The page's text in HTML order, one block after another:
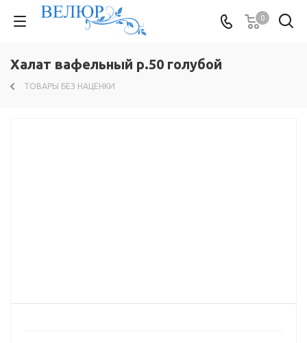
0
Халат вафельный р.50 голубой
ТОВАРЫ БЕЗ НАЦЕНКИ